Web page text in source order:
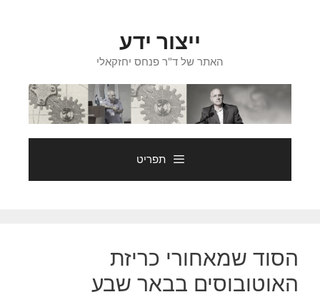
ייצור ידע
האתר של ד"ר פנחס יחזקאלי
תפריט
הסוד שמאחורי כריזת
האוטובוסים בבאר שבע